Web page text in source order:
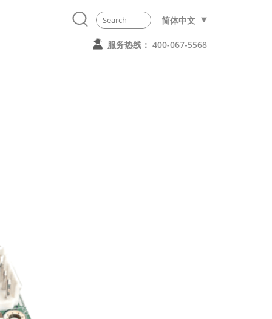
简体中文
服务热线： 400-067-5568